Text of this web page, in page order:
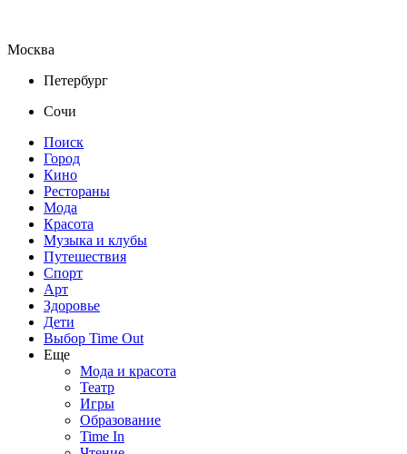
Москва
Петербург
Сочи
Поиск
Город
Кино
Рестораны
Мода
Красота
Музыка и клубы
Путешествия
Спорт
Арт
Здоровье
Дети
Выбор Time Out
Еще
Мода и красота
Театр
Игры
Образование
Time In